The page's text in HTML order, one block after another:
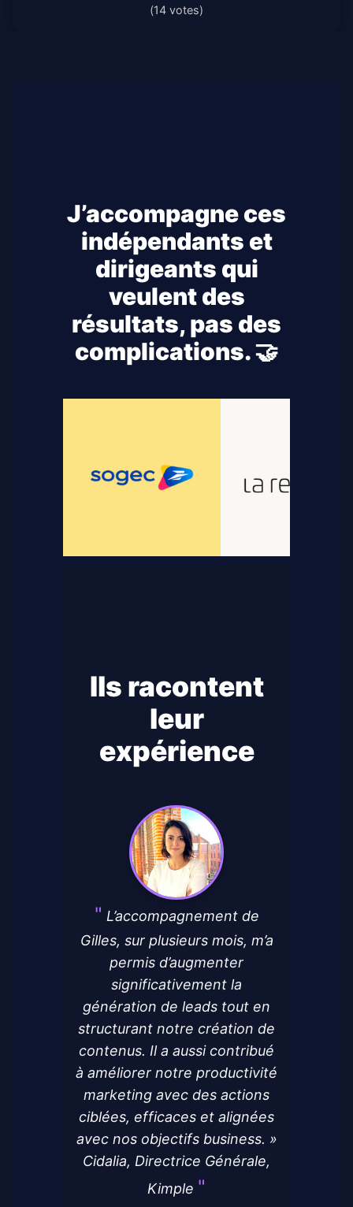
(14 votes)
J’accompagne ces
indépendants et
dirigeants qui
veulent des
résultats, pas des
complications. 🤝
Ils racontent
leur
expérience
L’accompagnement de
Gilles, sur plusieurs mois, m’a
permis d’augmenter
significativement la
génération de leads tout en
structurant notre création de
contenus. Il a aussi contribué
à améliorer notre productivité
marketing avec des actions
ciblées, efficaces et alignées
avec nos objectifs business. »
Cidalia, Directrice Générale,
Kimple